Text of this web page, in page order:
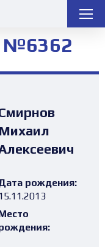
№6362
Михаил
рождения: